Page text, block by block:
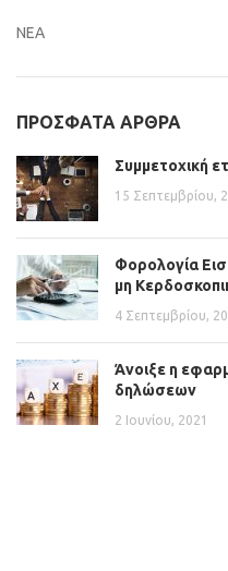
ΝΕΑ
ΠΡΌΣΦΑΤΑ ΆΡΘΡΑ
Συμμετοχική
15 Σεπτεμβρίου,
Φορολογία
μη
4 Σεπτεμβρίου,
Άνοιξε η
δηλώσεων
2 Ιουνίου, 2021